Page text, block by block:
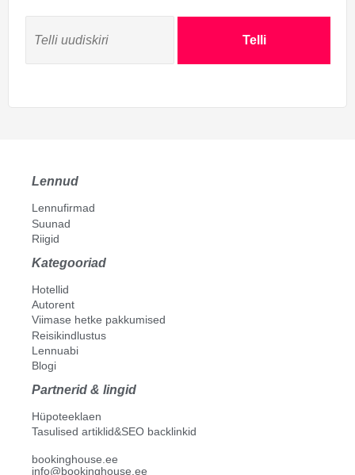
Telli
Lennud
Lennufirmad
Suunad
Riigid
Kategooriad
Hotellid
Autorent
Viimase hetke pakkumised
Reisikindlustus
Lennuabi
Blogi
Partnerid & lingid
Hüpoteeklaen
Tasulised artiklid&SEO backlinkid
bookinghouse.ee
info@bookinghouse.ee